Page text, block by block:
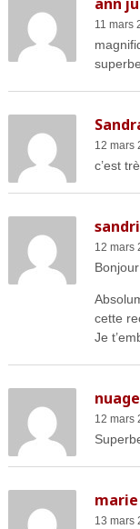
11 mars
12 mars
c’est
12 mars
cette
Je
12 mars
marie
13 mars